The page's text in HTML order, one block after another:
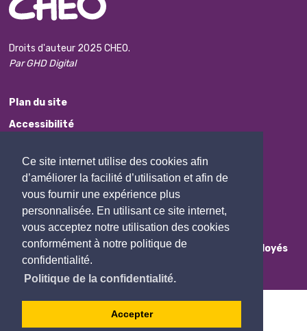
Ce site internet utilise des cookies afin
d’améliorer la facilité d’utilisation et afin de
vous fournir une expérience plus
personnalisée. En utilisant ce site internet,
vous acceptez notre utilisation des cookies
conformément à notre politique de
confidentialité.
Politique de la confidentialité.
Accepter
Droits d'auteur 2025 CHEO.
Par GHD Digital
Plan du site
Accessibilité
Protection des renseignements personnels
Commentaires
Contactez Nous
Employés